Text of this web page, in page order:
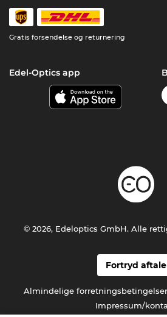
Gratis forsendelse og returnering
Edel-Optics app
Fortryd aftale
Almindelige forretningsbetingelser
Impressum/
© 2026, Edeloptics GmbH. Alle